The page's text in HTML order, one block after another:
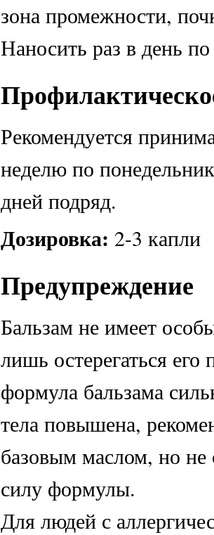
зона промежности,
Наносить раз в день
Рекомендуется
неделю по
дней подряд.
Дозировка: 2-3 капли
Предупреждение
Бальзам не имеет
лишь остерегаться его
формула бальзама
тела повышена,
базовым маслом, но не
силу формулы.
Для людей с